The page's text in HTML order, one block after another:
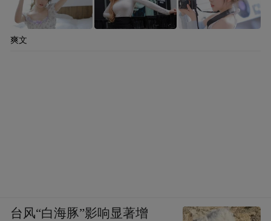
爽文
台风“白海豚”影响显著增